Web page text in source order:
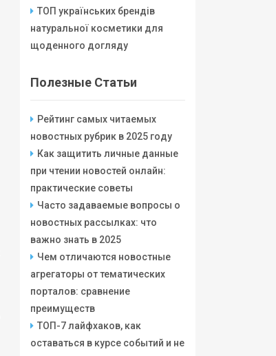
ТОП українських брендів
натуральної косметики для
щоденного догляду
Полезные Статьи
Рейтинг самых читаемых
новостных рубрик в 2025 году
Как защитить личные данные
при чтении новостей онлайн:
практические советы
Часто задаваемые вопросы о
новостных рассылках: что
важно знать в 2025
Чем отличаются новостные
агрегаторы от тематических
порталов: сравнение
преимуществ
ТОП-7 лайфхаков, как
оставаться в курсе событий и не